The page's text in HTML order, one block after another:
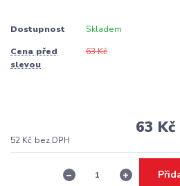
Dostupnost Skladem
Cena před
slevou
63 Kč
63 Kč
52 Kč bez DPH